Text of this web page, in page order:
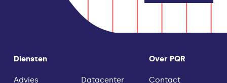
Diensten
Advies Datacenter
Over PQR
Contact